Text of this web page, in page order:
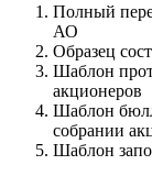
Полный
АО
Образец
Шаблон
акционеров
Шаблон
собрании
Шаблон